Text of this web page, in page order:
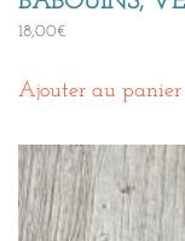
18,00€
Ajouter au panier